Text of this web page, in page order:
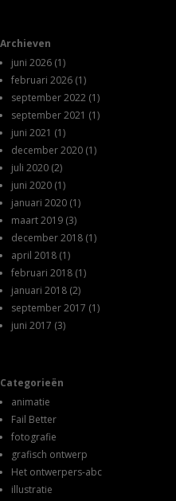
Archieven
juni 2026 (1)
februari 2026 (1)
september 2022 (1)
september 2021 (1)
juni 2021 (1)
december 2020 (1)
juli 2020 (2)
juni 2020 (1)
januari 2020 (1)
maart 2019 (3)
december 2018 (1)
april 2018 (1)
februari 2018 (1)
januari 2018 (2)
september 2017 (1)
juni 2017 (3)
Categorieën
animatie
Fail Better
fotografie
grafisch ontwerp
Het ontwerpers-abc
illustratie